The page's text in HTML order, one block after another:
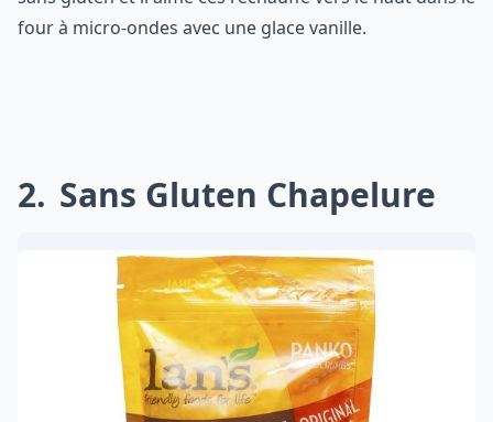
four à micro-ondes avec une glace vanille.
2 Sans Gluten Chapelure